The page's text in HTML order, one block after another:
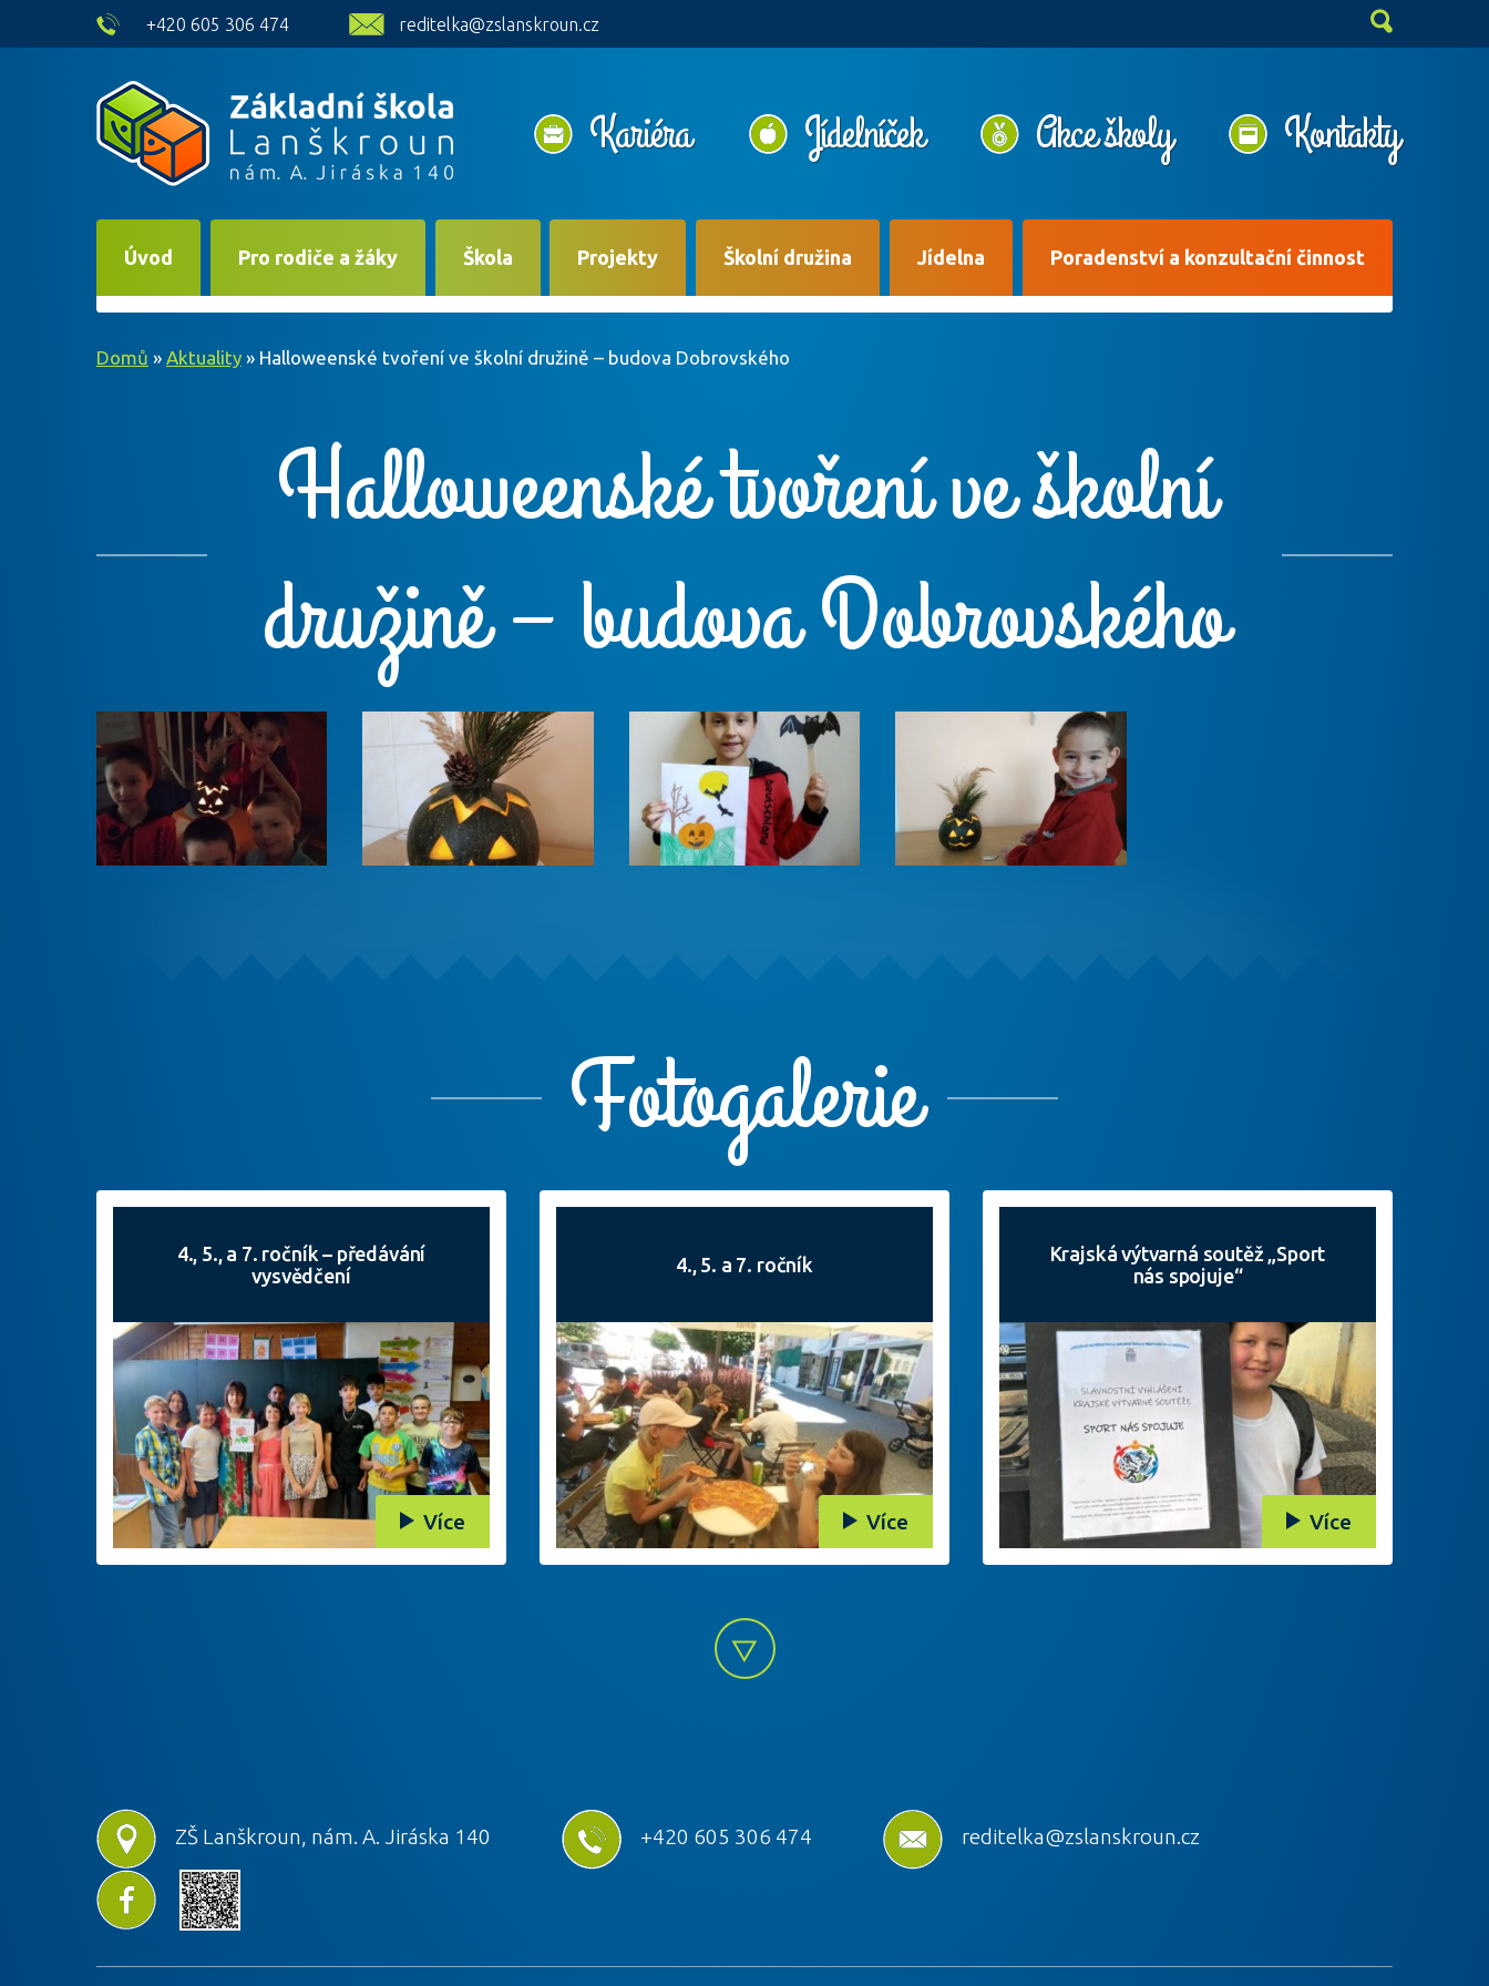
skip to main content
+420 605 306 474 reditelka@zslanskroun.cz
Kariéra Jídelníček Akce školy Kontakty
Úvod Pro rodiče a žáky Škola Projekty Školní družina Jídelna Poradenství a konzultační činnost
Domů » Aktuality » Halloweenské tvoření ve školní družině – budova Dobrovského
Halloweenské tvoření ve školní
družině – budova Dobrovského
Fotogalerie
4., 5., a 7. ročník – předávání
vysvědčení
Více
4., 5. a 7. ročník
Více
Krajská výtvarná soutěž „Sport
nás spojuje“
Více
ZŠ Lanškroun, nám. A. Jiráska 140 +420 605 306 474 reditelka@zslanskroun.cz